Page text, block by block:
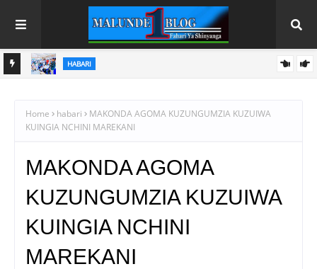
HABARI
Home habari
MAKONDA AGOMA KUZUNGUMZIA KUZUIWA
KUINGIA NCHINI MAREKANI
MAKONDA AGOMA
KUZUNGUMZIA KUZUIWA
KUINGIA NCHINI
MAREKANI